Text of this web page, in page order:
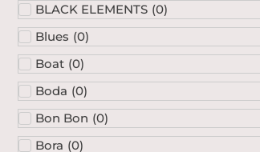
BLACK ELEMENTS (0)
Blues (0)
Boat (0)
Boda (0)
Bon Bon (0)
Bora (0)